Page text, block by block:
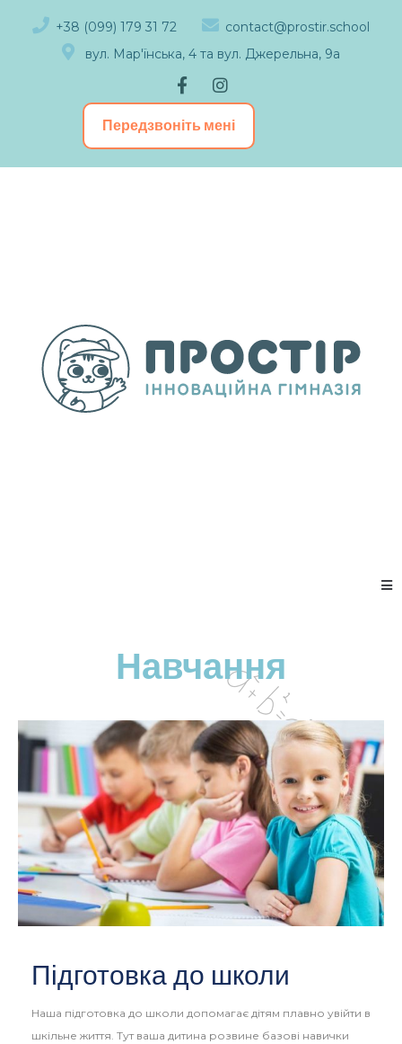
+38 (099) 179 31 72
contact@prostir.school
вул. Мар'їнська, 4 та вул. Джерельна, 9а
Передзвоніть мені
Навчання
Підготовка до школи
Наша підготовка до школи допомагає дітям плавно увійти в
шкільне життя. Тут ваша дитина розвине базові навички